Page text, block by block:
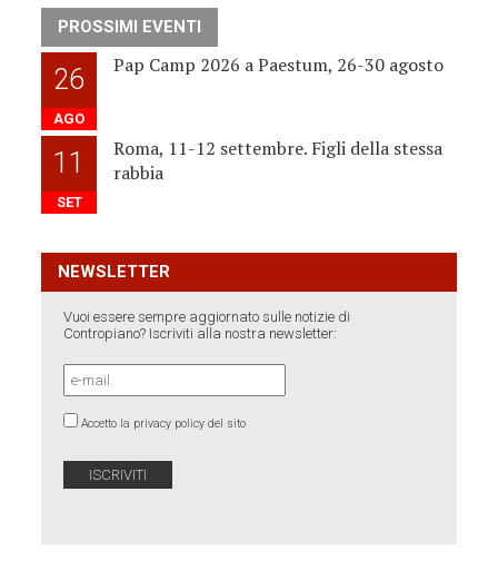
PROSSIMI EVENTI
26
AGO
Pap Camp 2026 a Paestum, 26-30 agosto
11
SET
Roma, 11-12 settembre. Figli della stessa
rabbia
NEWSLETTER
Vuoi essere sempre aggiornato sulle notizie di
Contropiano? Iscriviti alla nostra newsletter:
Accetto la privacy policy del sito